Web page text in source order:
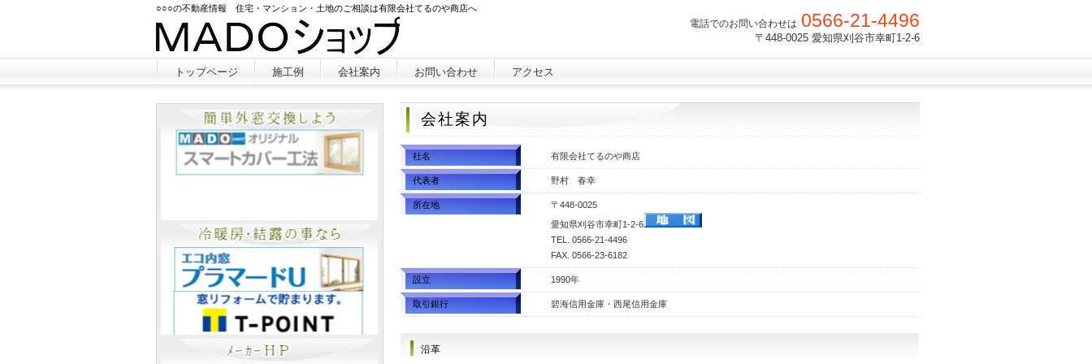
○○○の不動産情報 住宅・マンション・土地のご相談は有限会社てるのや商店へ
電話でのお問い合わせは 0566-21-4496
〒448-0025 愛知県刈谷市幸町1-2-6
会社案内
社名 有限会社てるのや商店
代表者 野村 春幸
所在地
〒448-0025
愛知県刈谷市幸町1-2-6
TEL. 0566-21-4496
FAX. 0566-23-6182
設立 1990年
取引銀行 碧海信用金庫・西尾信用金庫
沿革
トップページ 施工例 会社案内 お問い合わせ アクセス